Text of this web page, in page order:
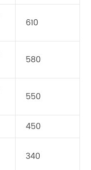
610
580
550
450
340